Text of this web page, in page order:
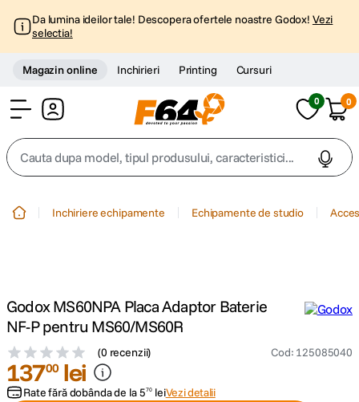
Da lumina ideilor tale! Descopera ofertele noastre Godox! Vezi
selectia!
Magazin online Inchirieri Printing Cursuri
0 0
Cauta dupa model, tipul produsului, caracteristici...
trepied telefon
4. peak design
5. canon sx740 hs
Inchiriere echipamente Echipamente de studio
Godox MS60NPA Placa Adaptor Baterie
NF-P pentru MS60/MS60R
(0 recenzii) Cod: 125085040
13700 lei
Rate fără dobânda de la570 leiVezi detalii